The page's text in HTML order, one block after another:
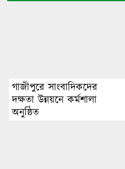
গাজীপুরে সাংবাদিকদের
দক্ষতা উন্নয়নে কর্মশালা
অনুষ্ঠিত